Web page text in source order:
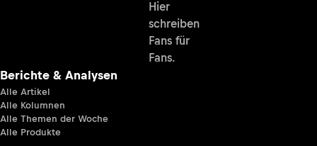
Hier
schreiben
Fans für
Fans.
Berichte & Analysen
Alle Artikel
Alle Kolumnen
Alle Themen der Woche
Alle Produkte